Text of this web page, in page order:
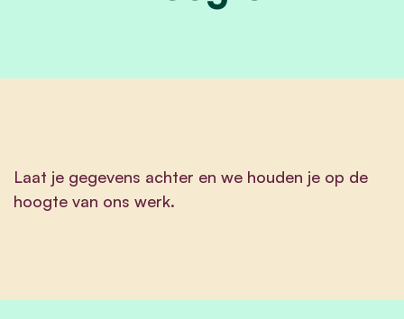
Laat je gegevens achter en we houden je op de
hoogte van ons werk.